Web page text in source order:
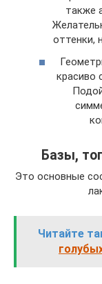
также
оттенки,
красиво
Базы,
Это основные
Читайте